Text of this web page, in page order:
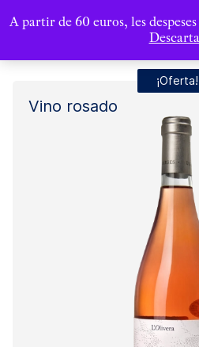
A partir de 60 euros, les
¡Oferta!
Vino rosado